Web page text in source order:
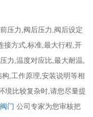
压力,阀后压力,阀后设定
接方式,标准,最大行程,开
力,温度对应比,最大耐温,
,工作原理,安装说明等相
境比较复杂时,请您尽量提
门 公司专家为您审核把